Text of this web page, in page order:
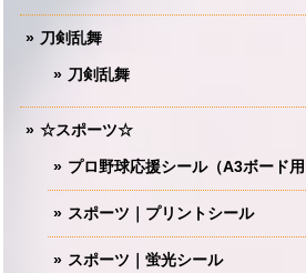
刀剣乱舞
刀剣乱舞
☆スポーツ☆
プロ野球応援シール（A3ボード用
スポーツ｜プリントシール
スポーツ｜蛍光シール